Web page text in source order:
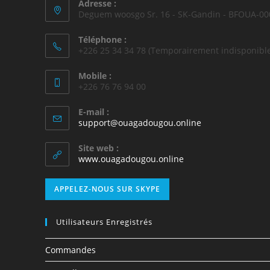
Adresse :
Deguem woosgo Sr. 16 - SK-Gandin - BFOUA-
Téléphone :
+226 25 34 34 78 (Temporairement
Mobile :
+226 76 76 94 00
E-mail :
support@ouagadougou.online
Site web :
www.ouagadougou.online
APPELEZ-NOUS SUR SKYPE
Utilisateurs Enregistrés
Commandes